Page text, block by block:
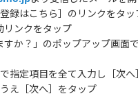
録はこちら］のリンクをタッ
リンクをタップ
すか？」のポップアップ画面
指定項目を全て入力し［次
え［次へ］をタップ